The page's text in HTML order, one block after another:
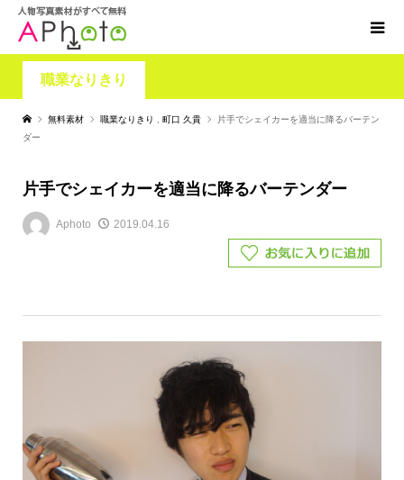
職業なりきり
無料素材 職業なりきり 町口 久貴
片手でシェイカーを適当に降るバーテン
ダー
片手でシェイカーを適当に降るバーテンダー
Aphoto 2019.04.16